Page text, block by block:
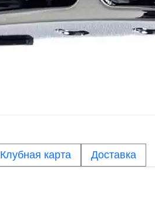
Клубная карта Доставка